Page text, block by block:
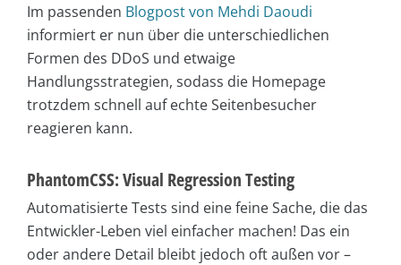
Im passenden Blogpost von Mehdi Daoudi
informiert er nun über die unterschiedlichen
Formen des DDoS und etwaige
Handlungsstrategien, sodass die Homepage
trotzdem schnell auf echte Seitenbesucher
reagieren kann.
PhantomCSS: Visual Regression Testing
Automatisierte Tests sind eine feine Sache, die das
Entwickler-Leben viel einfacher machen! Das ein
oder andere Detail bleibt jedoch oft außen vor –